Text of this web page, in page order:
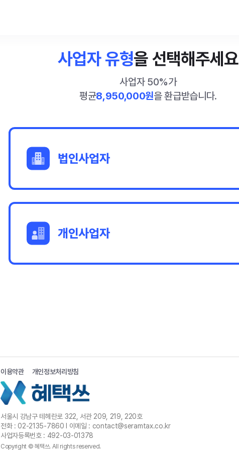
사업자 유형을 선택해주세요
사업자 50%가
평균8,950,000원을 환급받습니다.
법인사업자
개인사업자
이용약관 개인정보처리방침
서울시 강남구 테헤란로 322, 서관 209, 219, 220호
전화 : 02-2135-7860 l 이메일 : contact@seramtax.co.kr
사업자등록번호 : 492-03-01378
Copyright © 혜택쓰. All rights reserved.